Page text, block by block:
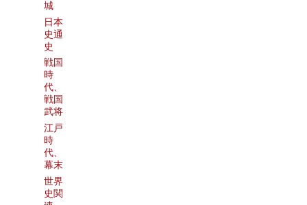
城
日本
史通
史
戦国
時
代、
戦国
武将
江戸
時
代、
幕末
世界
史関